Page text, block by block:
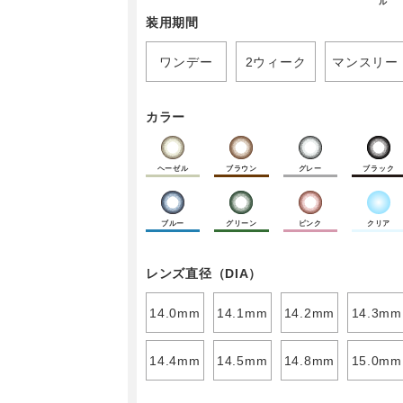
ル
装用期間
ワンデー 2ウィーク マンスリー
カラー
ヘーゼル ブラウン グレー ブラック
ブルー グリーン ピンク クリア
レンズ直径（DIA）
14.0mm 14.1mm 14.2mm 14.3mm
14.4mm 14.5mm 14.8mm 15.0mm